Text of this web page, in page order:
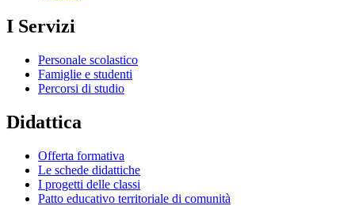
I Servizi
Personale scolastico
Famiglie e studenti
Percorsi di studio
Didattica
Offerta formativa
Le schede didattiche
I progetti delle classi
Patto educativo territoriale di comunità